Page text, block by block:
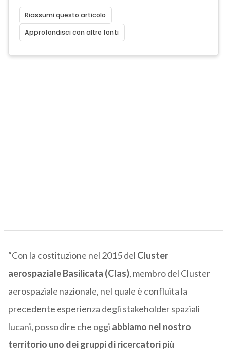
Riassumi questo articolo
Approfondisci con altre fonti
“Con la costituzione nel 2015 del Cluster
aerospaziale Basilicata (Clas), membro del Cluster
aerospaziale nazionale, nel quale è confluita la
precedente esperienza degli stakeholder spaziali
lucani, posso dire che oggi abbiamo nel nostro
territorio uno dei gruppi di ricercatori più